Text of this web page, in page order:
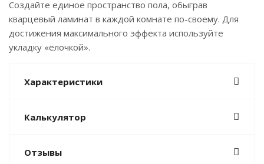
Создайте единое пространство пола, обыграв
кварцевый ламинат в каждой комнате по-своему. Для
достижения максимального эффекта используйте
укладку «ёлочкой».
Характеристики
Калькулятор
Отзывы